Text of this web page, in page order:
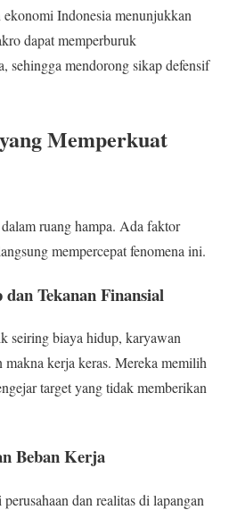
ekonomi Indonesia menunjukkan
dapat memperburuk
sehingga mendorong sikap defensif
Memperkuat
ruang hampa. Ada faktor
mempercepat fenomena ini.
Tekanan Finansial
seiring biaya hidup, karyawan
makna kerja keras. Mereka memilih
target yang tidak memberikan
Beban Kerja
dan realitas di lapangan